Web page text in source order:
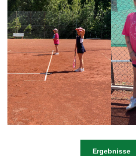
Ergebnisse